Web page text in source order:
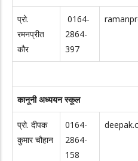
प्रो.
रमनप्रीत
कौर
0164-
2864-
397
कानूनी अध्ययन स्कूल
प्रो. दीपक
कुमार चौहान
0164-
2864-
158